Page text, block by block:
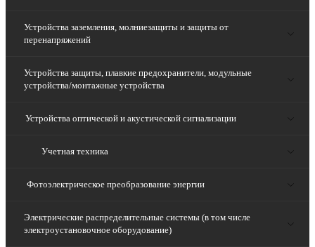
Устройства заземления, молниезащиты и защиты от
перенапряжений
Устройства защиты, плавкие предохранители, модульные
устройства/монтажные устройства
Устройства оптической и акустической сигнализации
Учетная техника
Фотоэлектрическое преобразование энергии
Электрические распределительные системы (в том числе
электроустановочное оборудование)